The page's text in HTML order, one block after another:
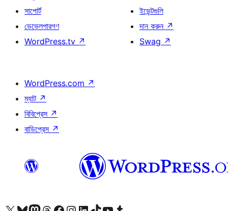
সাপোর্ট
ডেভেলপারগণ
WordPress.tv ↗
ইভেন্টগুলি
দান করুন ↗
Swag ↗
WordPress.com ↗
ম্যাট ↗
বিবিপ্রেস ↗
বাডিপ্রেস ↗